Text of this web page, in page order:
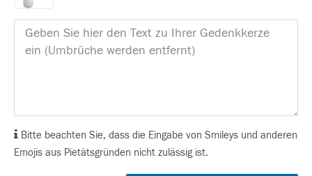
Bitte beachten Sie, dass die Eingabe von Smileys und anderen
Emojis aus Pietätsgründen nicht zulässig ist.